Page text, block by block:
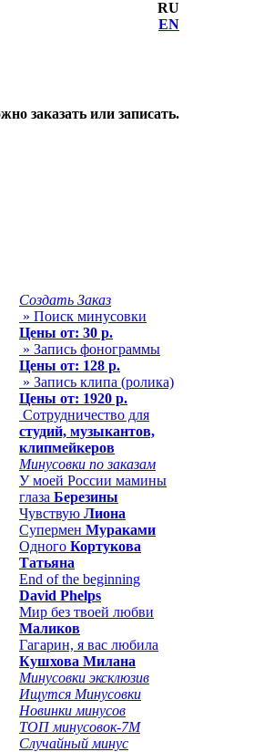
RU
EN
заказать или записать.
Создать Заказ
» Поиск минусовки
Цены от: 30 р.
» Запись фонограммы
Цены от: 128 р.
» Запись клипа (ролика)
Цены от: 1920 р.
Сотрудничество для
студий, музыкантов,
клипмейкеров
Минусовки по заказам
У моей России мамины
глаза Березины
Чувствую Лиона
Супермен Мураками
Одного Кортукова
Татьяна
End of the beginning
David Phelps
Мир без твоей любви
Маликов
Гагарин, я вас любила
Кушхова Милана
Минусовки эксклюзив
Ищутся Минусовки
Новинки минусов
ТОП минусовок-7M
Случайный минус